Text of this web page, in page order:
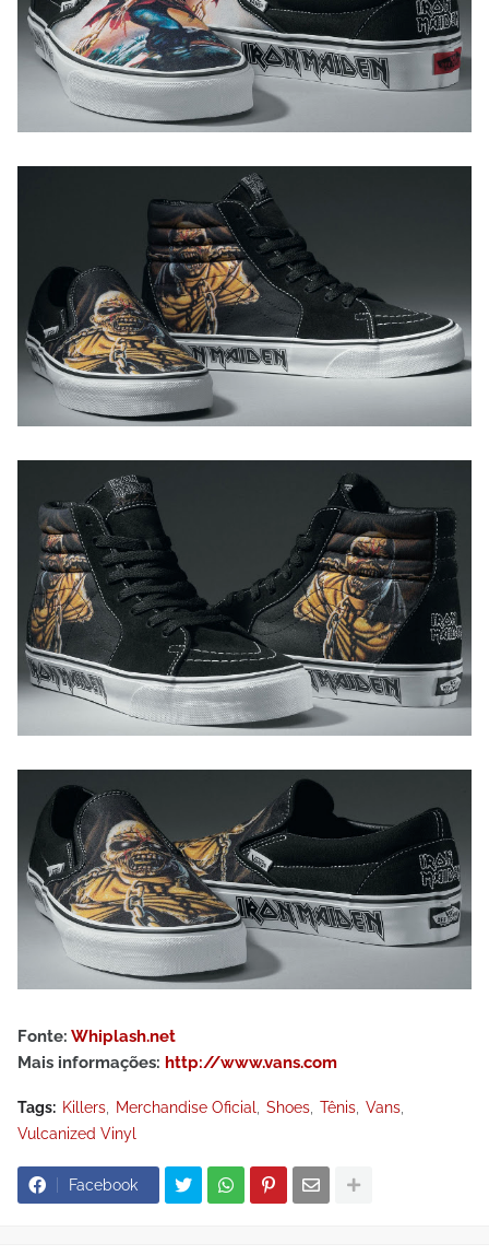
Fonte: Whiplash.net
Mais informações: http://www.vans.com
Tags: Killers Merchandise Oficial Shoes Tênis Vans
Vulcanized Vinyl
Facebook